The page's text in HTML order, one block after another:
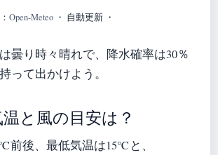
Open-Meteo ・ 自動更新 ・
曇り時々晴れで、降水確率は30％
って出かけよう。
と風の目安は？
前後、最低気温は15℃と、